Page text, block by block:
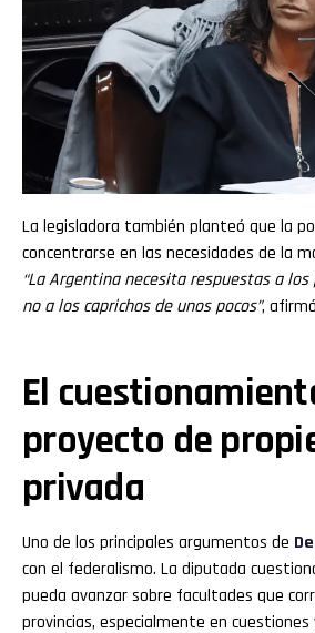
La legisladora también planteó que la
concentrarse en las necesidades de la
“La Argentina necesita respuestas a los
no a los caprichos de unos pocos”,
El
proyecto de
privada
Uno de los principales argumentos de
con el federalismo. La diputada
pueda avanzar sobre facultades que
provincias, especialmente en cuestiones